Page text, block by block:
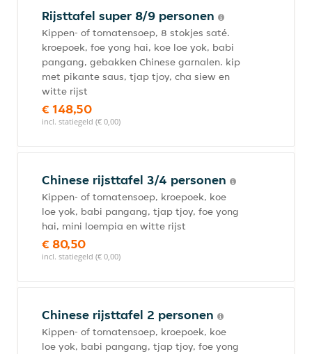
Rijsttafel super 8/9 personen
Kippen- of tomatensoep, 8 stokjes saté.
kroepoek, foe yong hai, koe loe yok, babi
pangang, gebakken Chinese garnalen. kip
met pikante saus, tjap tjoy, cha siew en
witte rijst
€ 148,50
incl. statiegeld (€ 0,00)
Chinese rijsttafel 3/4 personen
Kippen- of tomatensoep, kroepoek, koe
loe yok, babi pangang, tjap tjoy, foe yong
hai, mini loempia en witte rijst
€ 80,50
incl. statiegeld (€ 0,00)
Chinese rijsttafel 2 personen
Kippen- of tomatensoep, kroepoek, koe
loe yok, babi pangang, tjap tjoy, foe yong